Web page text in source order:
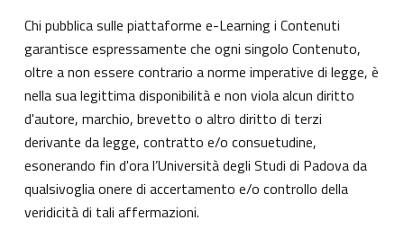
Chi pubblica sulle piattaforme e-Learning i Contenuti
garantisce espressamente che ogni singolo Contenuto,
oltre a non essere contrario a norme imperative di legge, è
nella sua legittima disponibilità e non viola alcun diritto
d'autore, marchio, brevetto o altro diritto di terzi
derivante da legge, contratto e/o consuetudine,
esonerando fin d'ora l’Università degli Studi di Padova da
qualsivoglia onere di accertamento e/o controllo della
veridicità di tali affermazioni.